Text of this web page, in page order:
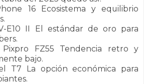
16 Ecosistema y equilibrio
E10 II El estándar de oro para
Pixpro FZ55 Tendencia retro y
bajo.
T7 La opción económica para